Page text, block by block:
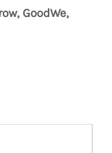
GoodWe,